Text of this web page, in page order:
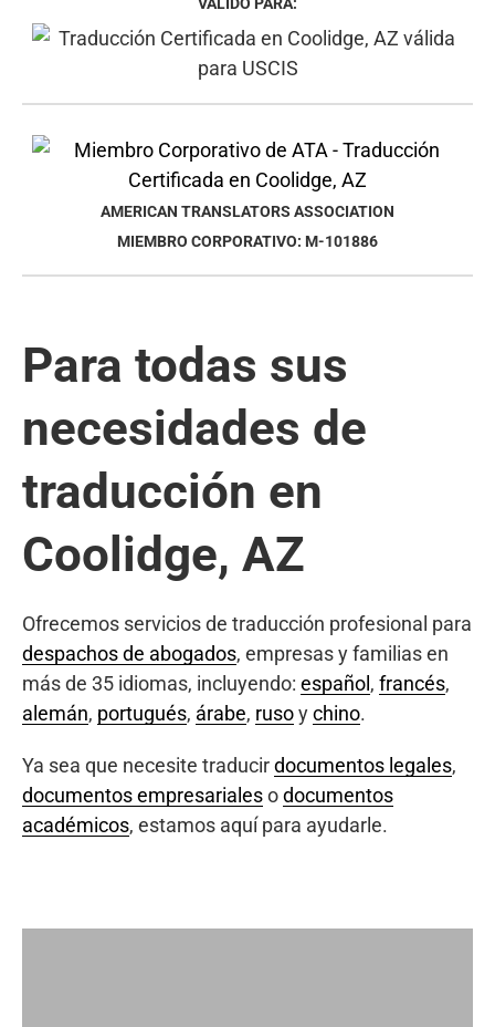
AMERICAN TRANSLATORS ASSOCIATION
MIEMBRO CORPORATIVO: M-101886
Para todas sus
necesidades de
traducción en
Coolidge, AZ
Ofrecemos servicios de traducción profesional para
despachos de abogados, empresas y familias en
más de 35 idiomas, incluyendo: español , francés,
alemán, portugués, árabe, rusoychino.
Ya sea que necesite traducirdocumentos legales,
documentos empresarialesodocumentos
académicos, estamos aquí para ayudarle.